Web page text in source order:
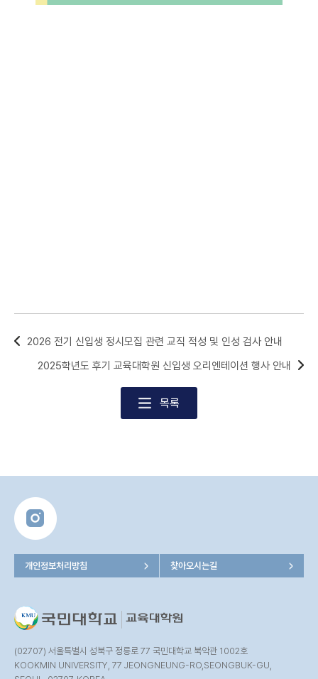
2026 전기 신입생 정시모집 관련 교직 적성 및 인성 검사 안내
목록
2025학년도 후기 교육대학원 신입생 오리엔테이션 행사 안내
(02707) 서울특별시 성북구 정릉로 77 국민대학교 북악관 1002호
KOOKMIN UNIVERSITY, 77 JEONGNEUNG-RO,SEONGBUK-GU,
개인정보처리방침 찾아오시는길